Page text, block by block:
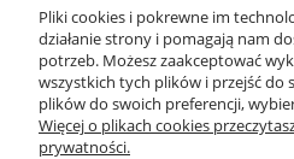
ZASADY
Pliki cookies i pokrewne im
działanie strony i pomagają nam
potrzeb. Możesz zaakceptować
wszystkich tych plików i przejść do
plików do swoich preferencji,
Więcej o plikach cookies
prywatności.